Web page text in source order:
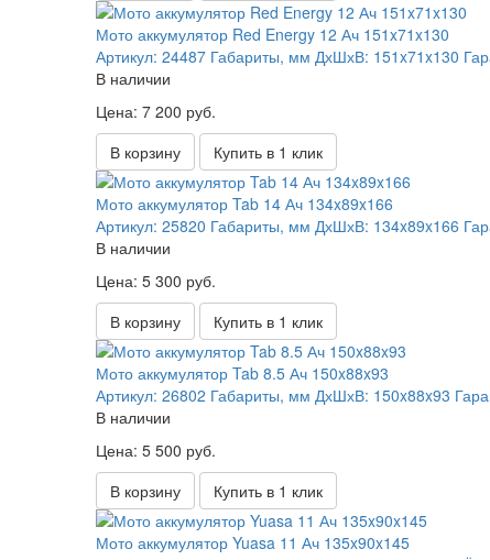
Мото аккумулятор Red Energy 12 Ач 151x71x130
Артикул: 24487 Габариты, мм ДхШхВ: 151x71x130
В наличии
Цена: 7 200 руб.
В корзину
Купить в 1 клик
Мото аккумулятор Tab 14 Ач 134x89x166
Артикул: 25820 Габариты, мм ДхШхВ: 134x89x166
В наличии
Цена: 5 300 руб.
В корзину
Купить в 1 клик
Мото аккумулятор Tab 8.5 Ач 150x88x93
Артикул: 26802 Габариты, мм ДхШхВ: 150x88x93
В наличии
Цена: 5 500 руб.
В корзину
Купить в 1 клик
Мото аккумулятор Yuasa 11 Ач 135x90x145